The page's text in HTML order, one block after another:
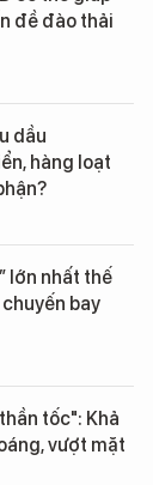
đề đào thải
dầu
hàng loạt
lớn nhất thế
bay
tốc": Khả
vượt mặt